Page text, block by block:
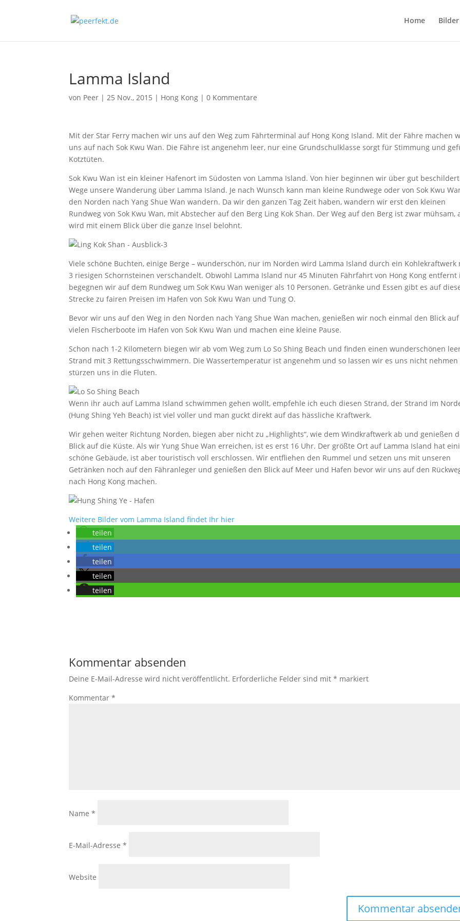
Home Bilder
Lamma Island
von Peer |25 Nov., 2015 | Hong Kong |0 Kommentare
Mit der Star Ferry machen wir uns auf den Weg zum Fährterminal auf Hong Kong Island. Mit der Fähre machen
uns auf nach Sok Kwu Wan. Die Fähre ist angenehm leer, nur eine Grundschulklasse sorgt für Stimmung und
Kotztüten.
Sok Kwu Wan ist ein kleiner Hafenort im Südosten von Lamma Island. Von hier beginnen wir über gut
Wege unsere Wanderung über Lamma Island. Je nach Wunsch kann man kleine Rundwege oder von Sok Kwu
den Norden nach Yang Shue Wan wandern. Da wir den ganzen Tag Zeit haben, wandern wir erst den kleinen
Rundweg von Sok Kwu Wan, mit Abstecher auf den Berg Ling Kok Shan. Der Weg auf den Berg ist zwar mühsam,
wird mit einem Blick über die ganze Insel belohnt.
Viele schöne Buchten, einige Berge – wunderschön, nur im Norden wird Lamma Island durch ein Kohlekraftwerk
3 riesigen Schornsteinen verschandelt. Obwohl Lamma Island nur 45 Minuten Fährfahrt von Hong Kong entfernt
begegnen wir auf dem Rundweg um Sok Kwu Wan weniger als 10 Personen. Getränke und Essen gibt es auf
Strecke zu fairen Preisen im Hafen von Sok Kwu Wan und Tung O.
Bevor wir uns auf den Weg in den Norden nach Yang Shue Wan machen, genießen wir noch einmal den Blick
vielen Fischerboote im Hafen von Sok Kwu Wan und machen eine kleine Pause.
Schon nach 1-2 Kilometern biegen wir ab vom Weg zum Lo So Shing Beach und finden einen wunderschönen
Strand mit 3 Rettungsschwimmern. Die Wassertemperatur ist angenehm und so lassen wir es uns nicht
stürzen uns in die Fluten.
Wenn ihr auch auf Lamma Island schwimmen gehen wollt, empfehle ich euch diesen Strand, der Strand im
(Hung Shing Yeh Beach) ist viel voller und man guckt direkt auf das hässliche Kraftwerk.
Wir gehen weiter Richtung Norden, biegen aber nicht zu „Highlights“, wie dem Windkraftwerk ab und genießen
Blick auf die Küste. Als wir Yung Shue Wan erreichen, ist es erst 16 Uhr. Der größte Ort auf Lamma Island hat
schöne Gebäude, ist aber touristisch voll erschlossen. Wir entfliehen den Rummel und setzen uns mit unseren
Getränken noch auf den Fähranleger und genießen den Blick auf Meer und Hafen bevor wir uns auf den
nach Hong Kong machen.
Weitere Bilder vom Lamma Island findet Ihr hier
teilen
teilen
teilen
teilen
teilen
Kommentar absenden
Deine E-Mail-Adresse wird nicht veröffentlicht. Erforderliche Felder sind mit* markiert
Kommentar*
Name*
E-Mail-Adresse*
Website